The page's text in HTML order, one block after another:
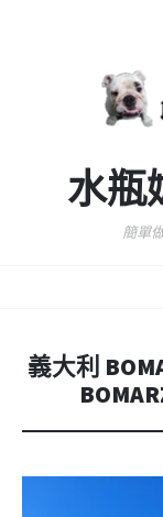
水瓶
簡單
義大利